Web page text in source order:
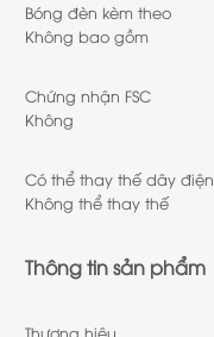
Bóng đèn kèm theo
Không bao gồm
Chứng nhận FSC
Không
Có thể thay thế dây điện
Không thể thay thế
Thông tin sản phẩm
Thương hiệu